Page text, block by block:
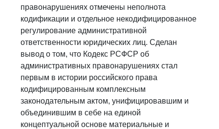
правонарушениях отмечены неполнота
кодификации и отдельное некодифицированное
регулирование административной
ответственности юридических лиц. Сделан
вывод о том, что Кодекс РСФСР об
административных правонарушениях стал
первым в истории российского права
кодифицированным комплексным
законодательным актом, унифицировавшим и
объединившим в себе на единой
концептуальной основе материальные и